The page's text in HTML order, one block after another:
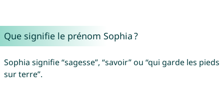
Que signifie le prénom Sophia ?
Sophia signifie “sagesse”, “savoir” ou “qui garde les pieds
sur terre”.